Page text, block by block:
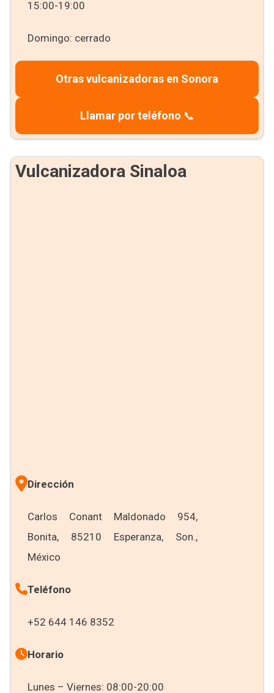
15:00-19:00
Domingo: cerrado
Otras vulcanizadoras en Sonora
Llamar por teléfono 📞
Vulcanizadora Sinaloa
Dirección
Carlos Conant Maldonado 954,
Bonita, 85210 Esperanza, Son.,
México
Teléfono
+52 644 146 8352
Horario
Lunes – Viernes: 08:00-20:00